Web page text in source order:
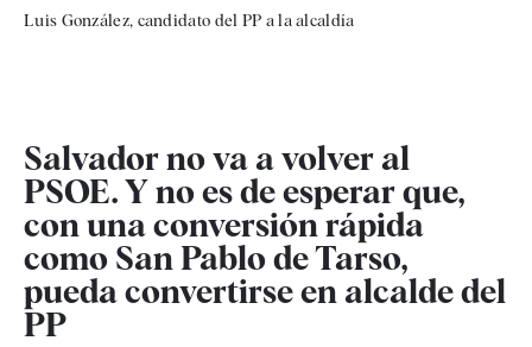
Luis González, candidato del PP a la alcaldía
Salvador no va a volver al
PSOE. Y no es de esperar que,
con una conversión rápida
como San Pablo de Tarso,
pueda convertirse en alcalde del
PP